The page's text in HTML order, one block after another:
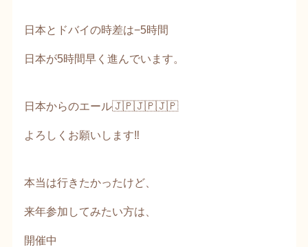
日本とドバイの時差は−5時間
日本が5時間早く進んでいます。
日本からのエール🇯🇵🇯🇵🇯🇵
よろしくお願いします‼️
本当は行きたかったけど、
来年参加してみたい方は、
開催中